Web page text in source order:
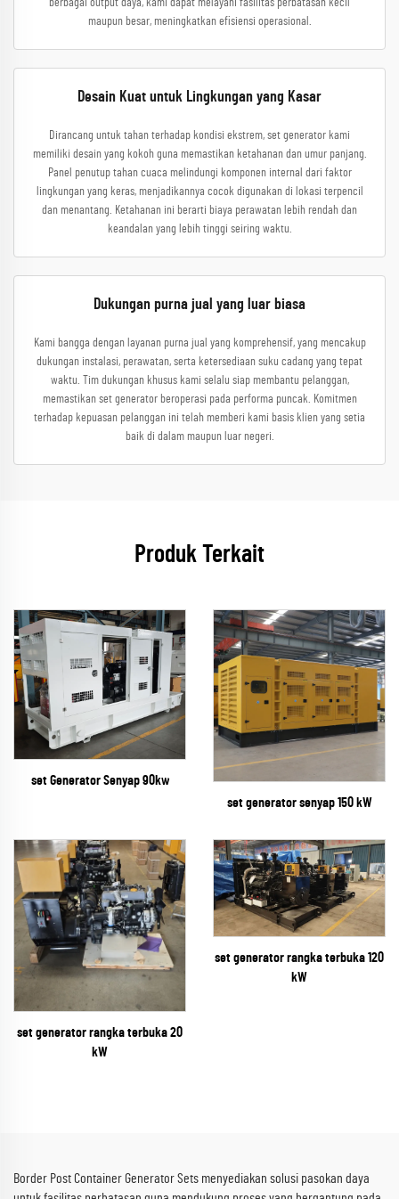
berbagai output daya, kami dapat melayani fasilitas perbatasan kecil
maupun besar, meningkatkan efisiensi operasional.
Desain Kuat untuk Lingkungan yang Kasar
Dirancang untuk tahan terhadap kondisi ekstrem, set generator kami
memiliki desain yang kokoh guna memastikan ketahanan dan umur panjang.
Panel penutup tahan cuaca melindungi komponen internal dari faktor
lingkungan yang keras, menjadikannya cocok digunakan di lokasi terpencil
dan menantang. Ketahanan ini berarti biaya perawatan lebih rendah dan
keandalan yang lebih tinggi seiring waktu.
Dukungan purna jual yang luar biasa
Kami bangga dengan layanan purna jual yang komprehensif, yang mencakup
dukungan instalasi, perawatan, serta ketersediaan suku cadang yang tepat
waktu. Tim dukungan khusus kami selalu siap membantu pelanggan,
memastikan set generator beroperasi pada performa puncak. Komitmen
terhadap kepuasan pelanggan ini telah memberi kami basis klien yang setia
baik di dalam maupun luar negeri.
Produk Terkait
set Generator Senyap 90kw
set generator senyap 150 kW
set generator rangka terbuka 20
kW
set generator rangka terbuka 120
kW
Border Post Container Generator Sets menyediakan solusi pasokan daya